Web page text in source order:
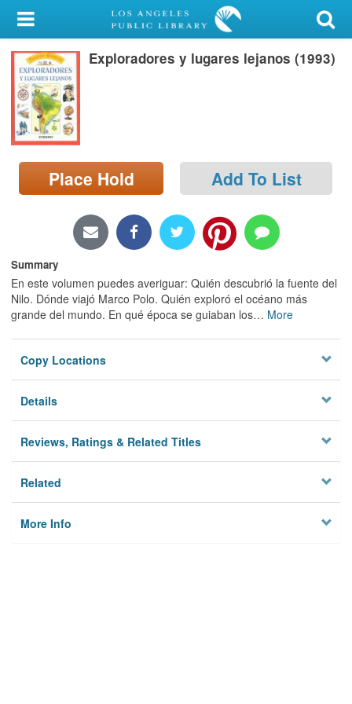
My Account
Library Card
Sign In
Search
Locations/Hours (external
page)
Exploradores y lugares lejanos (1993)
Place Hold Add To List
Summary
En este volumen puedes averiguar: Quién descubrió la fuente del
Nilo. Dónde viajó Marco Polo. Quién exploró el océano más
grande del mundo. En qué época se guiaban los… More
Copy Locations
Details
Reviews, Ratings & Related Titles
Related
More Info